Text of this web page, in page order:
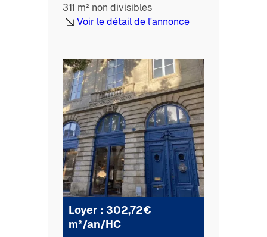
311 m² non divisibles
Voir le détail de l'annonce
Loyer : 302,72€
m²/an/HC